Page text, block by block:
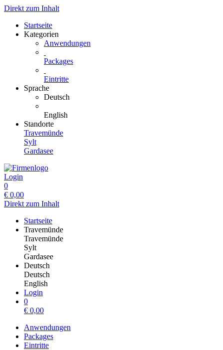
Direkt zum Inhalt
Startseite
Kategorien
Anwendungen
Packages
Eintritte
Sprache
Deutsch
English
Standorte
Travemünde
Sylt
Gardasee
Login
0
€ 0,00
Direkt zum Inhalt
Startseite
Travemünde
Travemünde
Sylt
Gardasee
Deutsch
Deutsch
English
Login
0
€ 0,00
Anwendungen
Packages
Eintritte